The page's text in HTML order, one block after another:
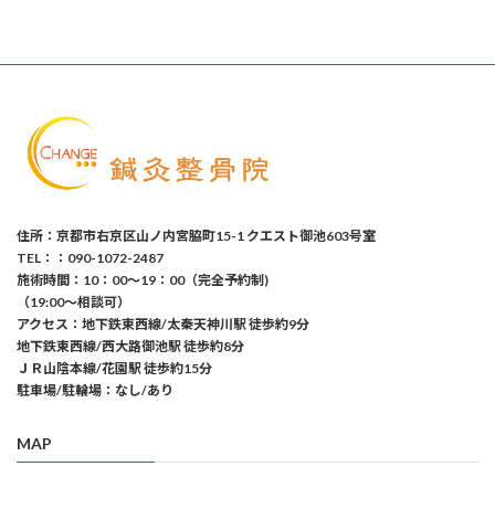
住所：京都市右京区山ノ内宮脇町15-1 クエスト御池603号室
TEL：：090-1072-2487
施術時間：10：00〜19：00（完全予約制)
（19:00〜相談可）
アクセス：地下鉄東西線/太秦天神川駅 徒歩約9分
地下鉄東西線/西大路御池駅 徒歩約8分
ＪＲ山陰本線/花園駅 徒歩約15分
駐車場/駐輪場：なし/あり
MAP